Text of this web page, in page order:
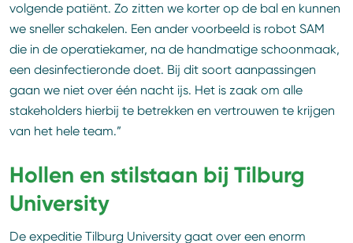
volgende patiënt. Zo zitten we korter op de bal en kunnen
we sneller schakelen. Een ander voorbeeld is robot SAM
die in de operatiekamer, na de handmatige schoonmaak,
een desinfectieronde doet. Bij dit soort aanpassingen
gaan we niet over één nacht ijs. Het is zaak om alle
stakeholders hierbij te betrekken en vertrouwen te krijgen
van het hele team.”
Hollen en stilstaan bij Tilburg
University
De expeditie Tilburg University gaat over een enorm